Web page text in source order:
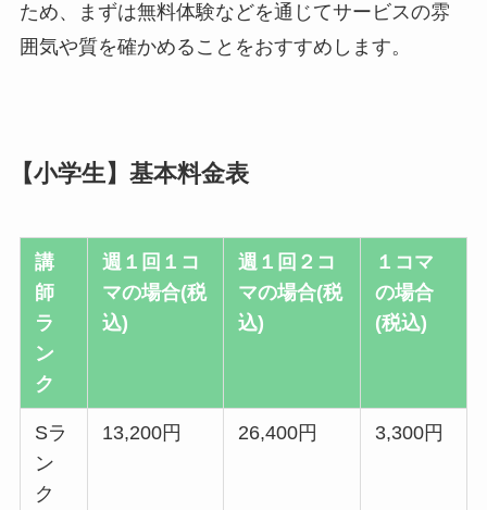
ため、まずは無料体験などを通じてサービスの雰
囲気や質を確かめることをおすすめします。
【小学生】基本料金表
講
師
ラ
ン
ク
週１回１コ
マの場合(税
込)
週１回２コ
マの場合(税
込)
１コマ
の場合
(税込)
Sラ
ン
ク
13,200円 26,400円 3,300円